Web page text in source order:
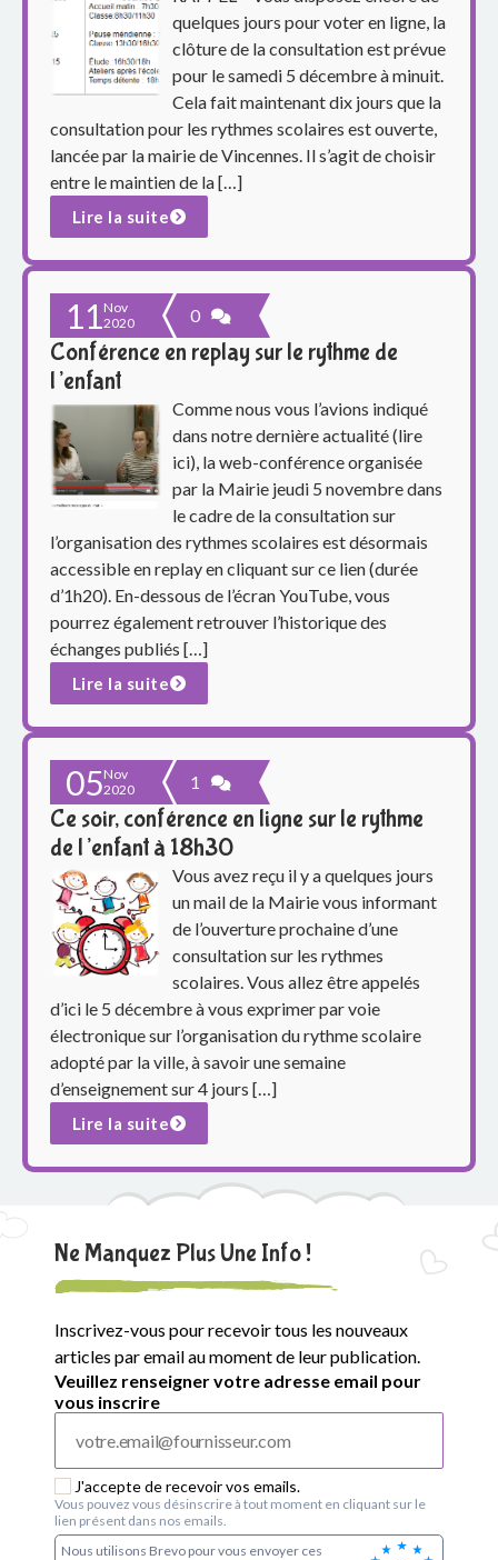
quelques jours pour voter en ligne, la
clôture de la consultation est prévue
pour le samedi 5 décembre à minuit.
Cela fait maintenant dix jours que la
consultation pour les rythmes scolaires est ouverte,
lancée par la mairie de Vincennes. Il s’agit de choisir
entre le maintien de la […]
Lire la suite
11 Nov
2020
0
Conférence en replay sur le rythme de
l’enfant
Comme nous vous l’avions indiqué
dans notre dernière actualité (lire
ici), la web-conférence organisée
par la Mairie jeudi 5 novembre dans
le cadre de la consultation sur
l’organisation des rythmes scolaires est désormais
accessible en replay en cliquant sur ce lien (durée
d’1h20). En-dessous de l’écran YouTube, vous
pourrez également retrouver l’historique des
échanges publiés […]
Lire la suite
05Nov
2020
1
Ce soir, conférence en ligne sur le rythme
de l’enfant à 18h30
Vous avez reçu il y a quelques jours
un mail de la Mairie vous informant
de l’ouverture prochaine d’une
consultation sur les rythmes
scolaires. Vous allez être appelés
d’ici le 5 décembre à vous exprimer par voie
électronique sur l’organisation du rythme scolaire
adopté par la ville, à savoir une semaine
d’enseignement sur 4 jours […]
Lire la suite
Ne Manquez Plus Une Info !
Inscrivez-vous pour recevoir tous les nouveaux
articles par email au moment de leur publication.
Veuillez renseigner votre adresse email pour
vous inscrire
J'accepte de recevoir vos emails.
Vous pouvez vous désinscrire à tout moment en cliquant sur le
lien présent dans nos emails.
Nous utilisons Brevo pour vous envoyer ces